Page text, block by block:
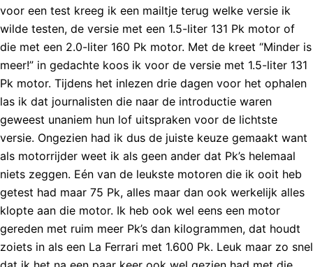
voor een test kreeg ik een mailtje terug welke versie ik
wilde testen, de versie met een 1.5-liter 131 Pk motor of
die met een 2.0-liter 160 Pk motor. Met de kreet “Minder is
meer!” in gedachte koos ik voor de versie met 1.5-liter 131
Pk motor. Tijdens het inlezen drie dagen voor het ophalen
las ik dat journalisten die naar de introductie waren
geweest unaniem hun lof uitspraken voor de lichtste
versie. Ongezien had ik dus de juiste keuze gemaakt want
als motorrijder weet ik als geen ander dat Pk’s helemaal
niets zeggen. Eén van de leukste motoren die ik ooit heb
getest had maar 75 Pk, alles maar dan ook werkelijk alles
klopte aan die motor. Ik heb ook wel eens een motor
gereden met ruim meer Pk’s dan kilogrammen, dat houdt
zoiets in als een La Ferrari met 1.600 Pk. Leuk maar zo snel